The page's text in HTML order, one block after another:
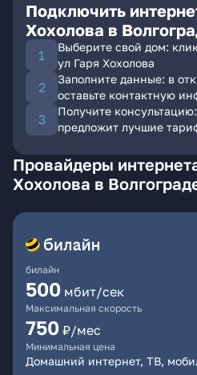
Подключить
Хохолова в
Выберите свой дом:
ул Гаря Хохолова
Заполните данные: в
оставьте контактную
Получите
предложит лучшие
Провайдеры
Хохолова в
билайн
500 мбит/сек
Максимальная скорость
750 ₽/мес
Минимальная цена
Домашний интернет, ТВ,